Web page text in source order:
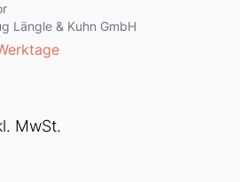
Längle & Kuhn GmbH
MwSt.